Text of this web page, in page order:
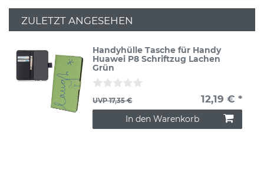
ZULETZT ANGESEHEN
Handyhülle Tasche für Handy
Huawei P8 Schriftzug Lachen
Grün
UVP 17,35 € 12,19 € *
In den Warenkorb